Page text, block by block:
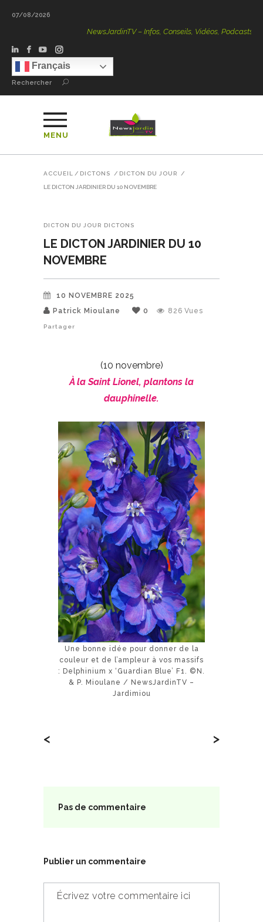
07/08/2026
NewsJardinTV – Infos, Conseils, Vidéos, Podcasts – 100 %
Français
Rechercher
MENU
ACCUEIL / DICTONS / DICTON DU JOUR /
LE DICTON JARDINIER DU 10 NOVEMBRE
DICTON DU JOUR DICTONS
LE DICTON JARDINIER DU 10
NOVEMBRE
10 NOVEMBRE 2025
Patrick Mioulane
0 826 Vues
Partager
(10 novembre)
À la Saint Lionel, plantons la
dauphinelle.
Une bonne idée pour donner de la
couleur et de l’ampleur à vos massifs
: Delphinium x ‘Guardian Blue’ F1. ©N.
& P. Mioulane / NewsJardinTV –
Jardimiou
< >
Pas de commentaire
Publier un commentaire